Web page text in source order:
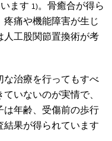
ます 1)。骨癒合が得ら
痛や機能障害が生じ
人工股関節置換術が考
な治療を行ってもすべ
いないのが実情で、
は年齢、受傷前の歩行
果が得られています